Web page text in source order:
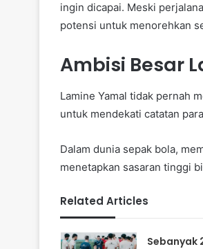
ingin dicapai. Meski
potensi untuk menorehkan
Ambisi Besar
Lamine Yamal tidak pernah
untuk mendekati catatan
Dalam dunia sepak bola,
menetapkan sasaran tinggi
Related Articles
Sebanyak